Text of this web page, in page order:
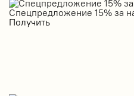
Спецпредложение 15% за
Получить